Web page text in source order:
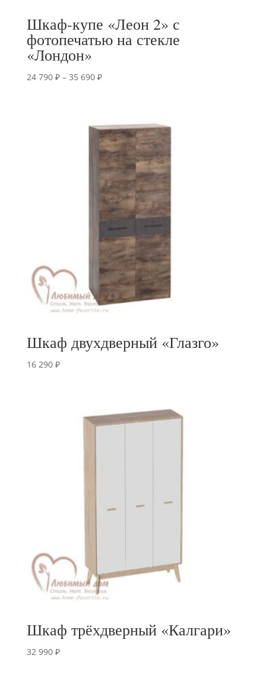
Шкаф-купе «Леон 2» с
фотопечатью на стекле
«Лондон»
24 790 ₽ – 35 690 ₽Диапазон
–
35
690 ₽
Шкаф двухдверный «Глазго»
16 290 ₽
Шкаф трёхдверный «Калгари»
32 990 ₽